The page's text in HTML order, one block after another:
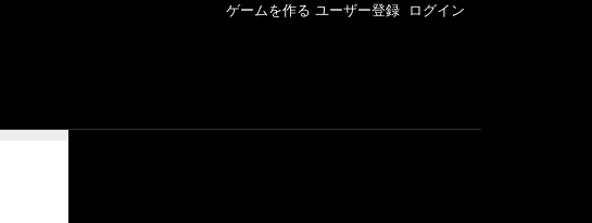
ゲームを作る ユーザー登録 ログイン